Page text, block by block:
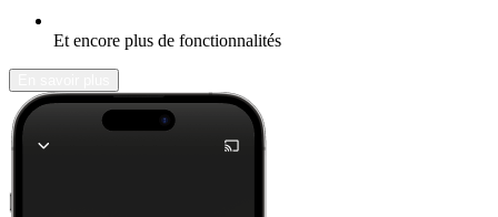
Et encore plus de fonctionnalités